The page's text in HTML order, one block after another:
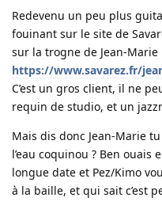
Redevenu un peu plus
fouinant sur le site de
sur la trogne de Jean-Marie
https://www.savarez.fr/
C’est un gros client, il ne
requin de studio, et un
Mais dis donc Jean-Marie
l’eau coquinou ? Ben
longue date et Pez/Kimo
à la baille, et qui sait c’est